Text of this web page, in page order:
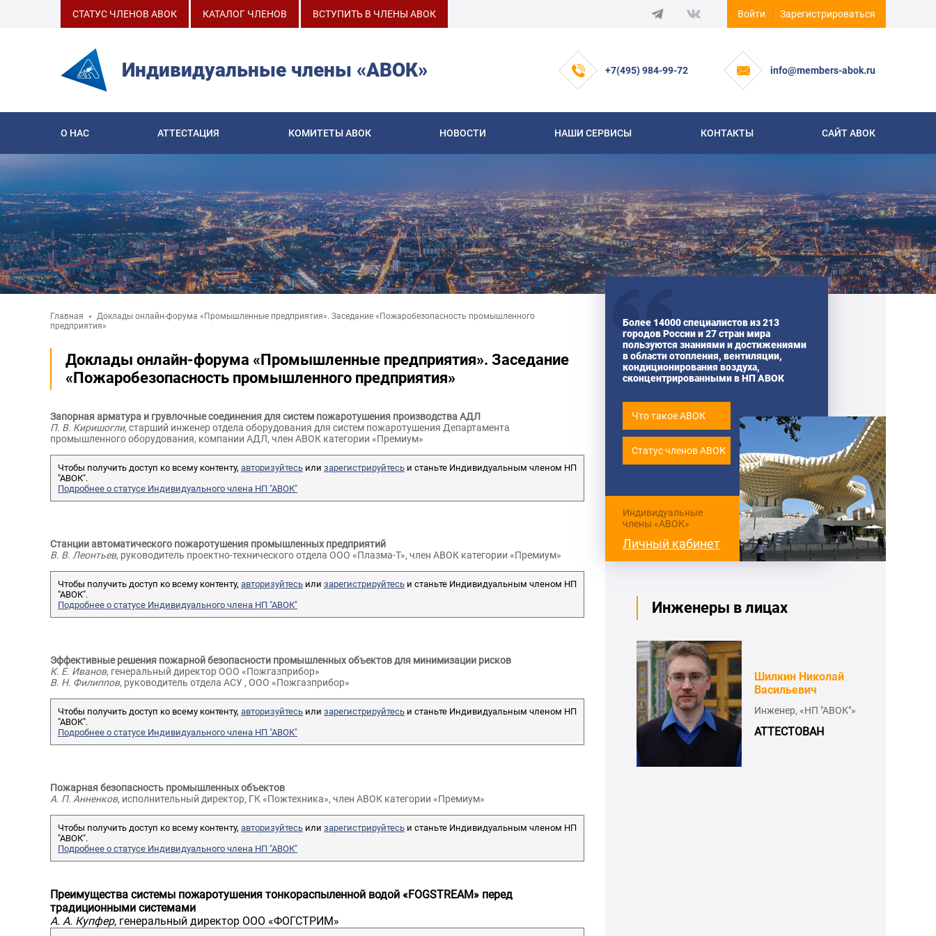
СТАТУС ЧЛЕНОВ АВОК КАТАЛОГ ЧЛЕНОВ ВСТУПИТЬ В ЧЛЕНЫ АВОК Войти Зарегистрироваться
Индивидуальные члены «АВОК» +7(495) 984-99-72 info@members-abok.ru
О НАС АТТЕСТАЦИЯ КОМИТЕТЫ АВОК НОВОСТИ НАШИ СЕРВИСЫ КОНТАКТЫ САЙТ АВОК
Главная
Доклады онлайн-форума «Промышленные предприятия». Заседание «Пожаробезопасность промышленного
предприятия»
Доклады онлайн-форума «Промышленные предприятия». Заседание
«Пожаробезопасность промышленного предприятия»
Запорная арматура и грувлочные соединения для систем пожаротушения производства АДЛ
П. В. Киришогли, старший инженер отдела оборудования для систем пожаротушения Департамента
промышленного оборудования, компании АДЛ, член АВОК категории «Премиум»
Чтобы получить доступ ко всему контенту, авторизуйтесь или зарегистрируйтесь и станьте Индивидуальным членом НП
"АВОК".
Подробнее о статусе Индивидуального члена НП "АВОК"
Станции автоматического пожаротушения промышленных предприятий
В. В. Леонтьев, руководитель проектно-технического отдела ООО «Плазма-Т», член АВОК категории «Премиум»
Чтобы получить доступ ко всему контенту, авторизуйтесь или зарегистрируйтесь и станьте Индивидуальным членом НП
"АВОК".
Подробнее о статусе Индивидуального члена НП "АВОК"
Эффективные решения пожарной безопасности промышленных объектов для минимизации рисков
К. Е. Иванов, генеральный директор ООО «Пожгазприбор»
В. Н. Филиппов, руководитель отдела АСУ , ООО «Пожгазприбор»
Чтобы получить доступ ко всему контенту, авторизуйтесь или зарегистрируйтесь и станьте Индивидуальным членом НП
"АВОК".
Подробнее о статусе Индивидуального члена НП "АВОК"
Пожарная безопасность промышленных объектов
А. П. Анненков, исполнительный директор, ГК «Пожтехника», член АВОК категории «Премиум»
Чтобы получить доступ ко всему контенту, авторизуйтесь или зарегистрируйтесь и станьте Индивидуальным членом НП
"АВОК".
Подробнее о статусе Индивидуального члена НП "АВОК"
Преимущества системы пожаротушения тонкораспыленной водой «FOGSTREAM» перед
традиционными системами
А. А. Купфер, генеральный директор ООО «ФОГСТРИМ»
Более 14000 специалистов из 213
городов России и 27 стран мира
пользуются знаниями и достижениями
в области отопления, вентиляции,
кондиционирования воздуха,
сконцентрированными в НП АВОК
Что такое АВОК
Статус членов АВОК
Индивидуальные
члены «АВОК»
Личный кабинет
Инженеры в лицах
Виноградов Иван
Александрович
проектировщик ОВиК,
«ООО "Вирсо"»
АТТЕСТОВАН
Дмитриев Юрий
Александрович
Ведущий инженер,
«Центральный банк
Российской Федерации
(Банк России)»
ГИП, «ИП ТЕРЛЕЦКАЯ
АЛЛА СТАНИСЛАВОВНА»
Шилкин Николай
Васильевич
Инженер, «НП "АВОК"»
АТТЕСТОВАН